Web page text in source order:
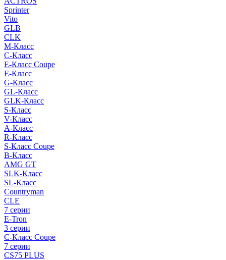
Sprinter
Vito
GLB
CLK
M-Класс
C-Класс
E-Класс Coupe
E-Класс
G-Класс
GL-Класс
GLK-Класс
S-Класс
V-Класс
A-Класс
R-Класс
S-Класс Сoupe
B-Класс
AMG GT
SLK-Класс
SL-Класс
Countryman
CLE
7 серии
E-Tron
3 серии
C-Класс Coupe
7 серии
CS75 PLUS